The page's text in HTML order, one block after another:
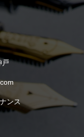
戸
ンス